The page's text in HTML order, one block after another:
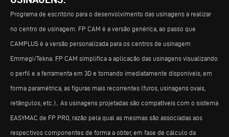
Programa de escritório para o desenvolvimento das usinagens a realizar
no centro de usinagem. FP CAM é a versão genérica, ao passo que
CAMPLUS é a versão personalizada para os centros de usinagem
Emmegi/Tekna. FP CAM simplifica a aplicação das usinagens visualizando
o perfil e a ferramenta em 3D e tornando imediatamente disponíveis, em
forma paramétrica, as figuras mais recorrentes (furos, usinagens ovais,
retângulos, etc.).. As usinagens projetadas são compatíveis com o sistema
EASYMAC de FP PRO, razão pela qual as mesmas são associadas aos
respectivos componentes de forma a obter, em fase de cálculo da